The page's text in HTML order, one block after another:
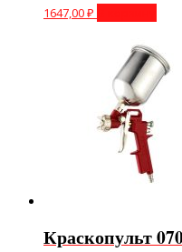
1647,00₽
Краскопульт